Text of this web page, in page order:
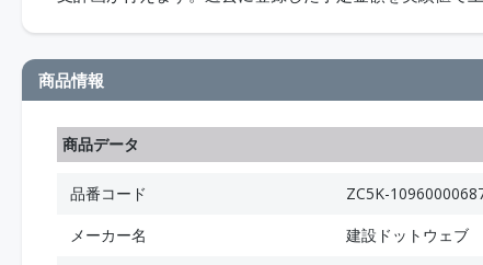
商品情報
商品データ
品番コード
ZC5K-
メーカー名
建設ドットウェブ